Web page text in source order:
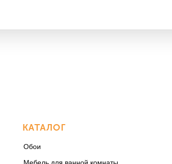
КАТАЛОГ
Обои
Мебель для ванной комнаты